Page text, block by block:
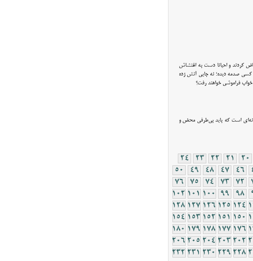
نفري كه به خيابان‌ها آمدند و اعتراض كردند و احيانا دست به اغتشاش
شده نه كسي صدمه ديده؛ نه جايي آتش زده
فراموشي خواهند رفت؟
است كه بايد بي‌طرفي محض و
20
21
22
23
24
46
47
48
49
50
72
73
74
75
76
98
99
100
101
102
124
125
126
127
128
150
151
152
153
154
176
177
178
179
180
202
203
204
205
206
228
229
230
231
232